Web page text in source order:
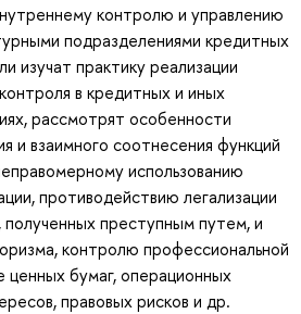
контролю и управлению
подразделениями кредитных
изучат практику реализации
в кредитных и иных
рассмотрят особенности
и взаимного соотнесения функций
использованию
противодействию легализации
преступным путем, и
контролю профессиональной
ценных бумаг, операционных
правовых рисков и др.